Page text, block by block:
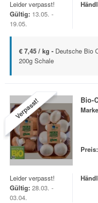
Leider verpasst!
Gültig: 13.05. -
19.05.
€ 7,45 / kg - Deutsche Bio
200g Schale
Verpasst! Bio-
Preis:
Leider verpasst!
Gültig: 28.03. -
03.04.